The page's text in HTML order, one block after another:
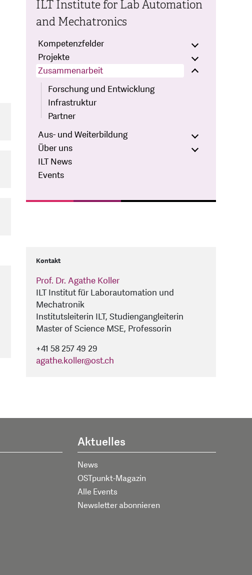
ILT Institute for Lab Automation
and Mechatronics
Kompetenzfelder
Projekte
Zusammenarbeit
Forschung und Entwicklung
Infrastruktur
Partner
Aus- und Weiterbildung
Über uns
ILT News
Events
Kontakt
Prof. Dr. Agathe Koller
ILT Institut für Laborautomation und
Mechatronik
Institutsleiterin ILT, Studiengangleiterin
Master of Science MSE, Professorin
+41 58 257 49 29
agathe.koller@ost.ch
Aktuelles
News
OSTpunkt-Magazin
Alle Events
Newsletter abonnieren